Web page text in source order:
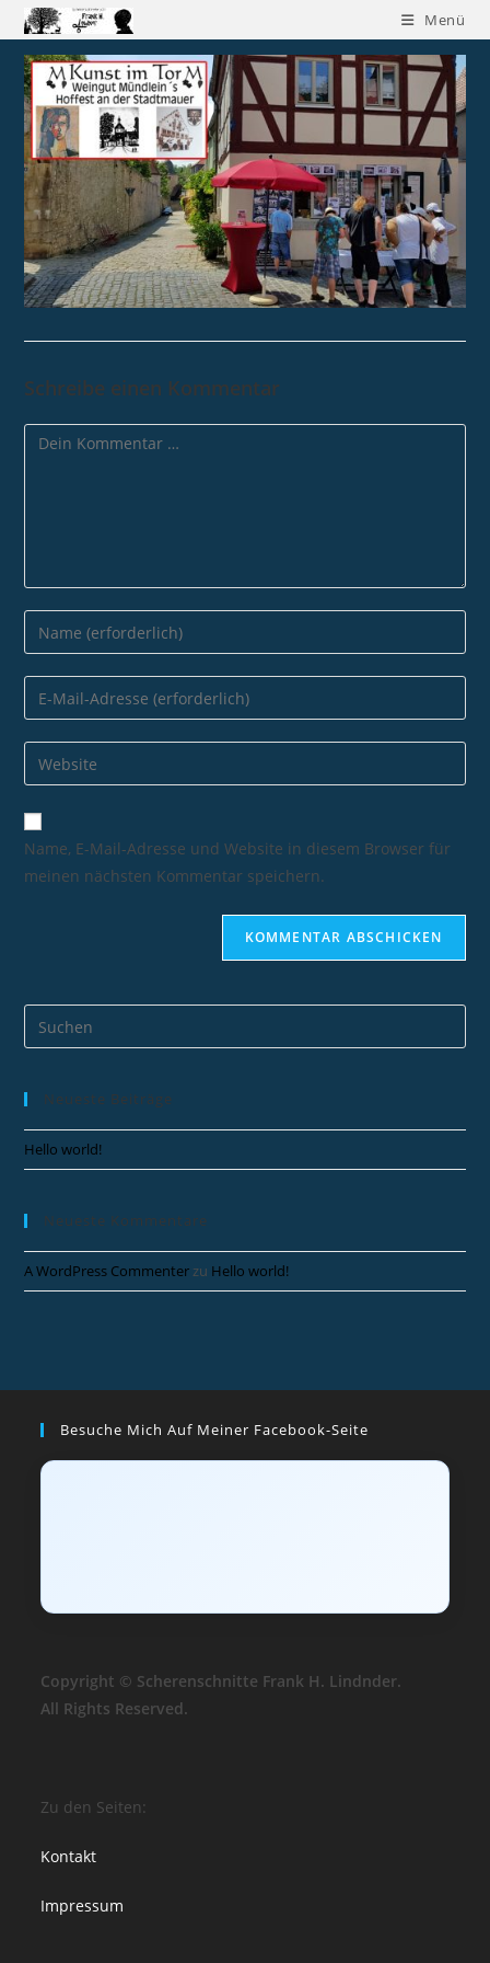
Menü
Schreibe einen Kommentar
Name, E-Mail-Adresse und Website in diesem Browser für
meinen nächsten Kommentar speichern.
Neueste Beiträge
Hello world!
Neueste Kommentare
A WordPress Commenterzu Hello world!
Besuche Mich Auf Meiner Facebook-Seite
Copyright © Scherenschnitte Frank H. Lindnder.
All Rights Reserved.
Zu den Seiten:
Kontakt
Impressum